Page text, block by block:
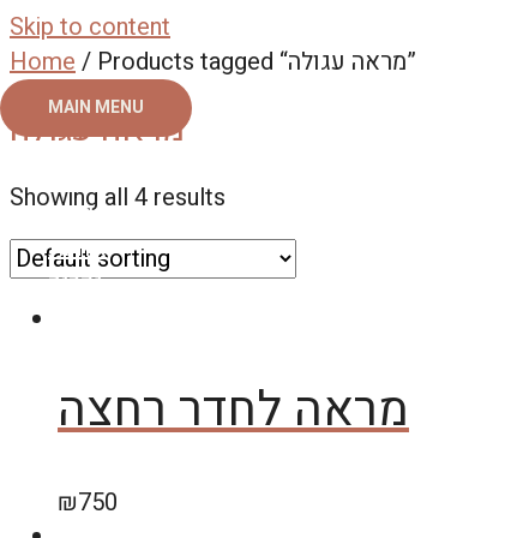
Skip to content
MAIN MENU
צור קשר
אודות
גלריה
Home / Products tagged “מראה עגולה”
מראה עגולה
Showing all 4 results
מראה לחדר רחצה
₪750